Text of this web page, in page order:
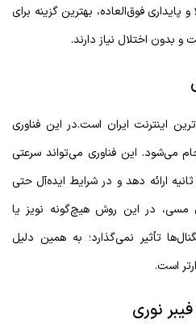
پایداری فوق‌العاده، بهترین گزینه برای
و بدون اختلال نیاز دارند.
اینترنت ایران است.در این فناوری
می‌شود. این فناوری می‌تواند سرعتی
1 گیگابیت بر ثانیه ارائه دهد و در شرایط ایده‌آل حتی
مسی، در این روش هیچ‌گونه نویز یا
تأثیر نمی‌گذارد؛ به همین دلیل
است.
نوری